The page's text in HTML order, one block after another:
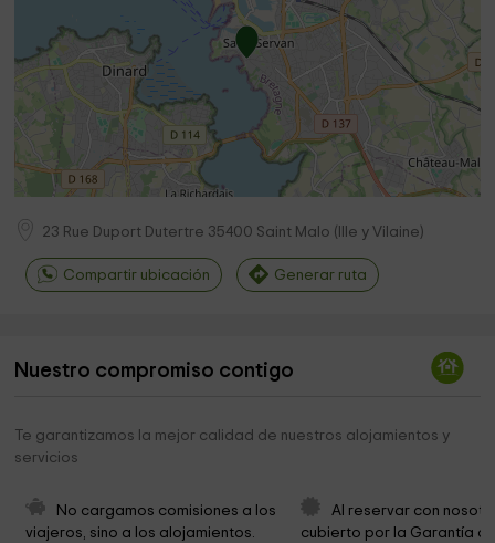
23 Rue Duport Dutertre 35400 Saint Malo ( Ille y Vilaine)
Compartir ubicación Generar ruta
Nuestro compromiso contigo
Te garantizamos la mejor calidad de nuestros alojamientos y
servicios
No cargamos comisiones a los
viajeros, sino a los alojamientos.
Al reservar con
cubierto por la Garantía